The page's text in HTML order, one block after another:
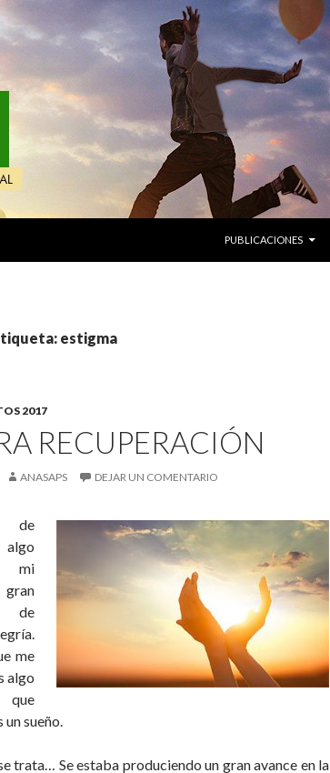
PUBLICACIONES
estigma
2017
RECUPERACIÓN
ANASAPS DEJAR UN COMENTARIO
de
mi
de
me
algo
un sueño.
trata… Se estaba produciendo un gran avance en la